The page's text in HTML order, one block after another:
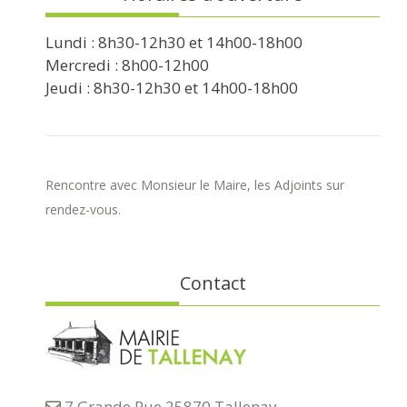
Lundi : 8h30-12h30 et 14h00-18h00
Mercredi : 8h00-12h00
Jeudi : 8h30-12h30 et 14h00-18h00
Rencontre avec Monsieur le Maire, les Adjoints sur
rendez-vous.
Contact